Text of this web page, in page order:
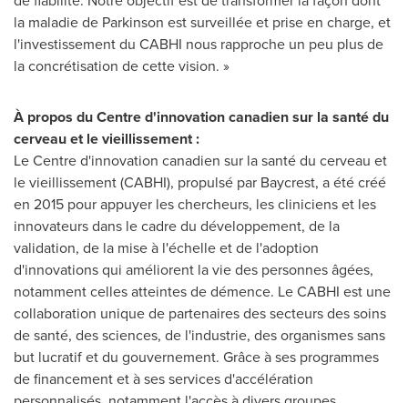
la maladie de Parkinson est surveillée et prise en charge, et
l'investissement du CABHI nous rapproche un peu plus de
la concrétisation de cette vision. »
À propos du Centre d'innovation canadien sur la santé du
cerveau et le vieillissement :
Le Centre d'innovation canadien sur la santé du cerveau et
le vieillissement (CABHI), propulsé par Baycrest, a été créé
en 2015 pour appuyer les chercheurs, les cliniciens et les
innovateurs dans le cadre du développement, de la
validation, de la mise à l'échelle et de l'adoption
d'innovations qui améliorent la vie des personnes âgées,
notamment celles atteintes de démence. Le CABHI est une
collaboration unique de partenaires des secteurs des soins
de santé, des sciences, de l'industrie, des organismes sans
but lucratif et du gouvernement. Grâce à ses programmes
de financement et à ses services d'accélération